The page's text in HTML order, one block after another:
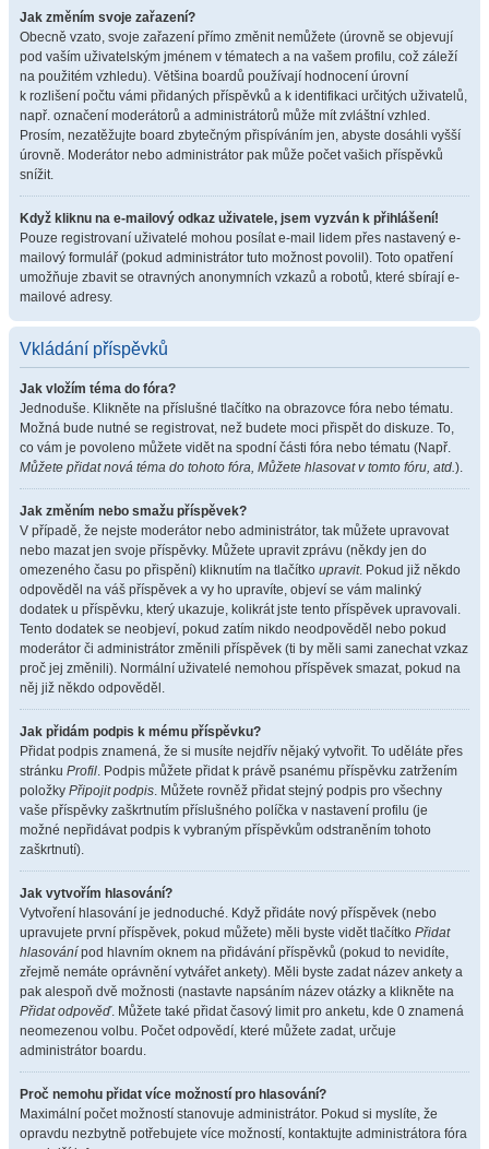
Jak změním svoje zařazení?
Obecně vzato, svoje zařazení přímo změnit nemůžete (úrovně se objevují
pod vaším uživatelským jménem v tématech a na vašem profilu, což záleží
na použitém vzhledu). Většina boardů používají hodnocení úrovní
k rozlišení počtu vámi přidaných příspěvků a k identifikaci určitých uživatelů,
např. označení moderátorů a administrátorů může mít zvláštní vzhled.
Prosím, nezatěžujte board zbytečným přispíváním jen, abyste dosáhli vyšší
úrovně. Moderátor nebo administrátor pak může počet vašich příspěvků
snížit.
Když kliknu na e-mailový odkaz uživatele, jsem vyzván k přihlášení!
Pouze registrovaní uživatelé mohou posílat e-mail lidem přes nastavený e-
mailový formulář (pokud administrátor tuto možnost povolil). Toto opatření
umožňuje zbavit se otravných anonymních vzkazů a robotů, které sbírají e-
mailové adresy.
Vkládání příspěvků
Jak vložím téma do fóra?
Jednoduše. Klikněte na příslušné tlačítko na obrazovce fóra nebo tématu.
Možná bude nutné se registrovat, než budete moci přispět do diskuze. To,
co vám je povoleno můžete vidět na spodní části fóra nebo tématu (Např.
Můžete přidat nová téma do tohoto fóra, Můžete hlasovat v tomto fóru, atd.).
Jak změním nebo smažu příspěvek?
V případě, že nejste moderátor nebo administrátor, tak můžete upravovat
nebo mazat jen svoje příspěvky. Můžete upravit zprávu (někdy jen do
omezeného času po přispění) kliknutím na tlačítko upravit. Pokud již někdo
odpověděl na váš příspěvek a vy ho upravíte, objeví se vám malinký
dodatek u příspěvku, který ukazuje, kolikrát jste tento příspěvek upravovali.
Tento dodatek se neobjeví, pokud zatím nikdo neodpověděl nebo pokud
moderátor či administrátor změnili příspěvek (ti by měli sami zanechat vzkaz
proč jej změnili). Normální uživatelé nemohou příspěvek smazat, pokud na
něj již někdo odpověděl.
Jak přidám podpis k mému příspěvku?
Přidat podpis znamená, že si musíte nejdřív nějaký vytvořit. To uděláte přes
stránku Profil. Podpis můžete přidat k právě psanému příspěvku zatržením
položky Připojit podpis. Můžete rovněž přidat stejný podpis pro všechny
vaše příspěvky zaškrtnutím příslušného políčka v nastavení profilu (je
možné nepřidávat podpis k vybraným příspěvkům odstraněním tohoto
zaškrtnutí).
Jak vytvořím hlasování?
Vytvoření hlasování je jednoduché. Když přidáte nový příspěvek (nebo
upravujete první příspěvek, pokud můžete) měli byste vidět tlačítko Přidat
hlasování pod hlavním oknem na přidávání příspěvků (pokud to nevidíte,
zřejmě nemáte oprávnění vytvářet ankety). Měli byste zadat název ankety a
pak alespoň dvě možnosti (nastavte napsáním název otázky a klikněte na
Přidat odpověď. Můžete také přidat časový limit pro anketu, kde 0 znamená
neomezenou volbu. Počet odpovědí, které můžete zadat, určuje
administrátor boardu.
Proč nemohu přidat více možností pro hlasování?
Maximální počet možností stanovuje administrátor. Pokud si myslíte, že
opravdu nezbytně potřebujete více možností, kontaktujte administrátora fóra